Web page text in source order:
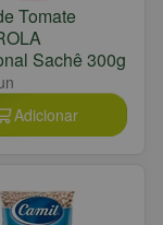
Tomate
Sachê 300g
Adicionar